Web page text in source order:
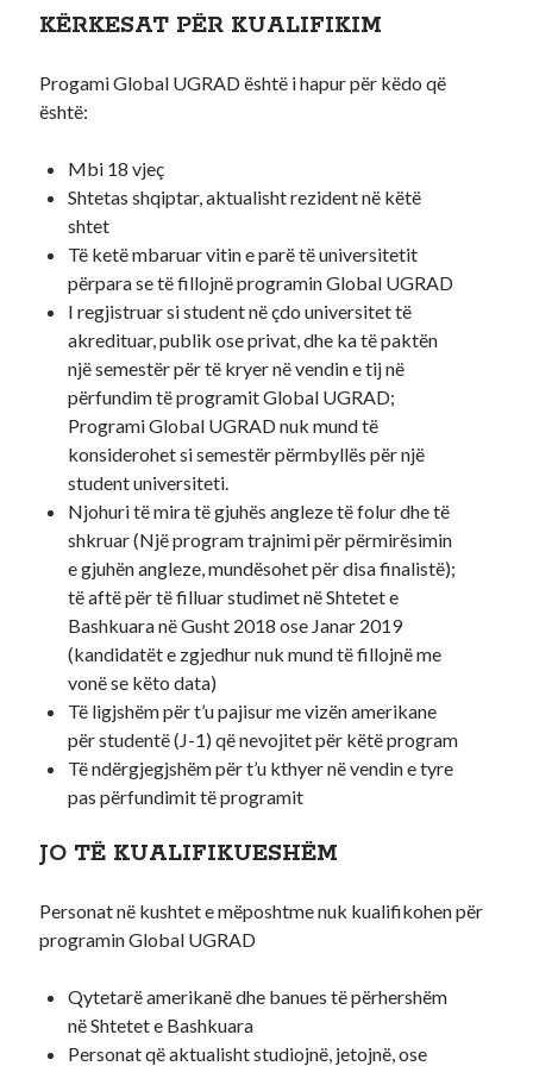
KËRKESAT PËR KUALIFIKIM
Progami Global UGRAD është i hapur për këdo që
është:
Mbi 18 vjeç
Shtetas shqiptar, aktualisht rezident në këtë
shtet
Të ketë mbaruar vitin e parë të universitetit
përpara se të fillojnë programin Global UGRAD
I regjistruar si student në çdo universitet të
akredituar, publik ose privat, dhe ka të paktën
një semestër për të kryer në vendin e tij në
përfundim të programit Global UGRAD;
Programi Global UGRAD nuk mund të
konsiderohet si semestër përmbyllës për një
student universiteti.
Njohuri të mira të gjuhës angleze të folur dhe të
shkruar (Një program trajnimi për përmirësimin
e gjuhën angleze, mundësohet për disa finalistë);
të aftë për të filluar studimet në Shtetet e
Bashkuara në Gusht 2018 ose Janar 2019
(kandidatët e zgjedhur nuk mund të fillojnë me
vonë se këto data)
Të ligjshëm për t’u pajisur me vizën amerikane
për studentë (J-1) që nevojitet për këtë program
Të ndërgjegjshëm për t’u kthyer në vendin e tyre
pas përfundimit të programit
JO TË KUALIFIKUESHËM
Personat në kushtet e mëposhtme nuk kualifikohen për
programin Global UGRAD
Qytetarë amerikanë dhe banues të përhershëm
në Shtetet e Bashkuara
Personat që aktualisht studiojnë, jetojnë, ose